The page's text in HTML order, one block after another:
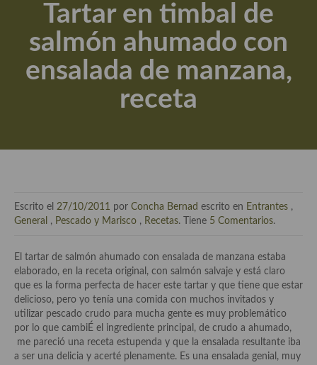
Apuntes, estudios sobre temas interesantes e importantes
Aceite de Oliva Virgen Extra (AOVE)
Recetas maridadas con los mejores AOVES
Flores en la cocina recetas
En la mesa: menaje, vajilla, técnicas de emplatado, decoración
Historia de la gastronomía, platos celebres, cocineros, críticos,
historias culinarias y otras cosas
Origen y evolución de la comida
Protocolo y buenas maneras.
Tartar en timbal de
salmón ahumado con
ensalada de manzana,
receta
Escrito el 27/10/2011 por Concha Bernad escrito en Entrantes ,
General
, Pescado y Marisco , Recetas. Tiene 5 Comentarios.
El tartar de salmón ahumado con ensalada de manzana estaba
elaborado, en la receta original, con salmón salvaje y está claro
que es la forma perfecta de hacer este tartar y que tiene que estar
delicioso, pero yo tenía una comida con muchos invitados y
utilizar pescado crudo para mucha gente es muy problemático
por lo que cambiÉ el ingrediente principal, de crudo a ahumado,
me pareció una receta estupenda y que la ensalada resultante iba
a ser una delicia y acerté plenamente. Es una ensalada genial, muy